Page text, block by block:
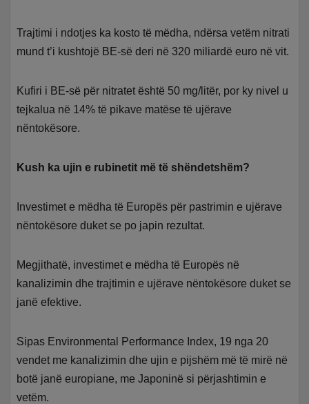
Trajtimi i ndotjes ka kosto të mëdha, ndërsa vetëm nitrati
mund t’i kushtojë BE-së deri në 320 miliardë euro në vit.
Kufiri i BE-së për nitratet është 50 mg/litër, por ky nivel u
tejkalua në 14% të pikave matëse të ujërave
nëntokësore.
Kush ka ujin e rubinetit më të shëndetshëm?
Investimet e mëdha të Europës për pastrimin e ujërave
nëntokësore duket se po japin rezultat.
Megjithatë, investimet e mëdha të Europës në
kanalizimin dhe trajtimin e ujërave nëntokësore duket se
janë efektive.
Sipas Environmental Performance Index, 19 nga 20
vendet me kanalizimin dhe ujin e pijshëm më të mirë në
botë janë europiane, me Japoninë si përjashtimin e
vetëm.